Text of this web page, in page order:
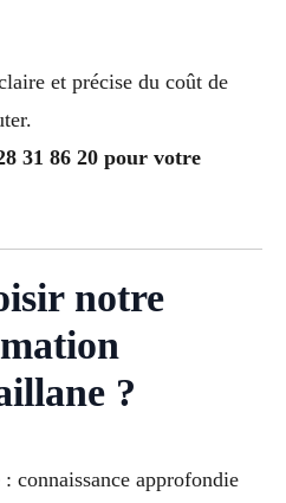
et précise du coût de
31 86 20 pour votre
notre
?
: connaissance approfondie